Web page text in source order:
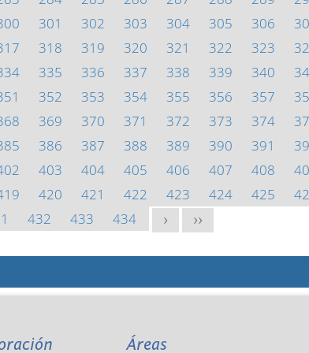
301 302 303 304 305 306
318 319 320 321 322 323
335 336 337 338 339 340
352 353 354 355 356 357
369 370 371 372 373 374
386 387 388 389 390 391
403 404 405 406 407 408
420 421 422 423 424 425
432 433 434 > >>
Áreas